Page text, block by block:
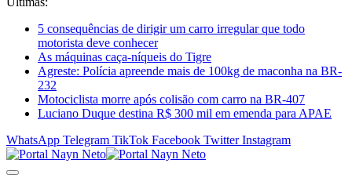
5 consequências de dirigir um carro irregular que todo
motorista deve conhecer
As máquinas caça-níqueis do Tigre
Agreste: Polícia apreende mais de 100kg de maconha na BR-
232
Motociclista morre após colisão com carro na BR-407
Luciano Duque destina R$ 300 mil em emenda para APAE
WhatsApp Telegram TikTok Facebook Twitter Instagram